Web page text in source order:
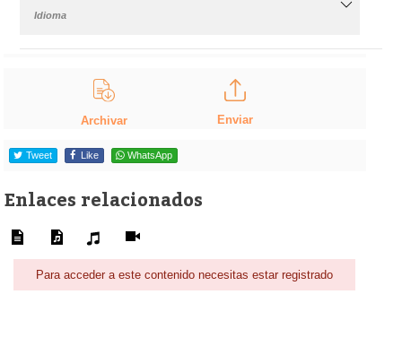
Idioma
Archivar Enviar
Tweet Like WhatsApp
Enlaces relacionados
Para acceder a este contenido necesitas estar registrado